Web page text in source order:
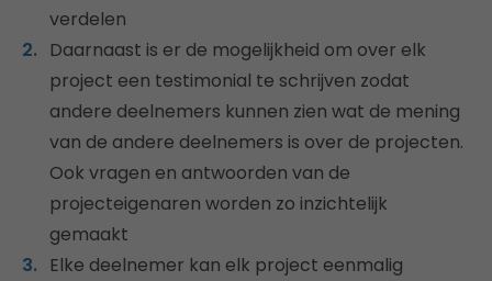
verdelen
Daarnaast is er de mogelijkheid om over elk
project een testimonial te schrijven zodat
andere deelnemers kunnen zien wat de mening
van de andere deelnemers is over de projecten.
Ook vragen en antwoorden van de
projecteigenaren worden zo inzichtelijk
gemaakt
Elke deelnemer kan elk project eenmalig